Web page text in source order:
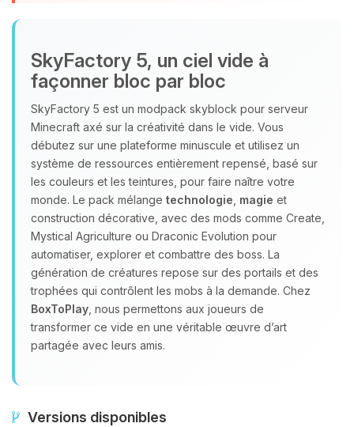
SkyFactory 5, un ciel vide à
façonner bloc par bloc
SkyFactory 5 est un modpack skyblock pour serveur
Minecraft axé sur la créativité dans le vide. Vous
débutez sur une plateforme minuscule et utilisez un
système de ressources entièrement repensé, basé sur
les couleurs et les teintures, pour faire naître votre
monde. Le pack mélange technologie magie et
construction décorative, avec des mods comme Create,
Mystical Agriculture ou Draconic Evolution pour
automatiser, explorer et combattre des boss. La
génération de créatures repose sur des portails et des
trophées qui contrôlent les mobs à la demande. Chez
BoxToPlay , nous permettons aux joueurs de
transformer ce vide en une véritable œuvre d’art
partagée avec leurs amis.
Versions disponibles
tu as besoin et je vais remuer mes
petits circuits pour t’aider.